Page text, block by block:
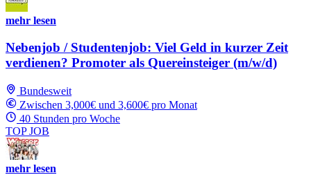
mehr lesen
Nebenjob / Studentenjob: Viel Geld in kurzer Zeit
verdienen? Promoter als Quereinsteiger (m/w/d)
Bundesweit
Zwischen 3,000€ und 3,600€ pro Monat
40 Stunden pro Woche
TOP JOB
mehr lesen